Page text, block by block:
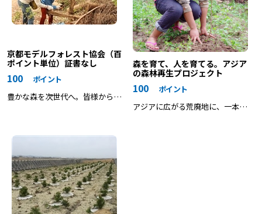
京都モデルフォレスト協会（百
ポイント単位）証書なし
100
ポイント
豊かな森を次世代へ。皆様からの
森を育て、人を育てる。アジア
の森林再生プロジェクト
100
ポイント
アジアに広がる荒廃地に、一本で